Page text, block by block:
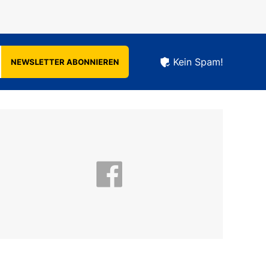
NEWSLETTER ABONNIEREN Kein Spam!